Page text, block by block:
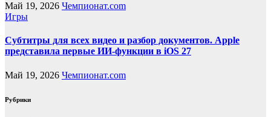
Май 19, 2026 Чемпионат.com
Игры
Субтитры для всех видео и разбор документов. Apple
представила первые ИИ-функции в iOS 27
Май 19, 2026 Чемпионат.com
Рубрики